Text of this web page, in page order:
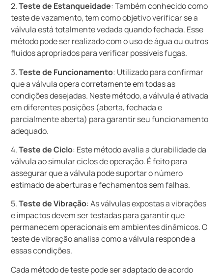
2.Teste de Estanqueidade: Também conhecido como
teste de vazamento, tem como objetivo verificar se a
válvula está totalmente vedada quando fechada. Esse
método pode ser realizado com o uso de água ou outros
fluidos apropriados para verificar possíveis fugas.
3.Teste de Funcionamento: Utilizado para confirmar
que a válvula opera corretamente em todas as
condições desejadas. Neste método, a válvula é ativada
em diferentes posições (aberta, fechada e
parcialmente aberta) para garantir seu funcionamento
adequado.
4.Teste de Ciclo: Este método avalia a durabilidade da
válvula ao simular ciclos de operação. É feito para
assegurar que a válvula pode suportar o número
estimado de aberturas e fechamentos sem falhas.
5.Teste de Vibração: As válvulas expostas a vibrações
e impactos devem ser testadas para garantir que
permanecem operacionais em ambientes dinâmicos. O
teste de vibração analisa como a válvula responde a
essas condições.
Cada método de teste pode ser adaptado de acordo